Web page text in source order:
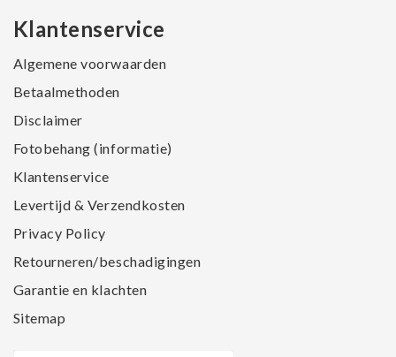
Klantenservice
Algemene voorwaarden
Betaalmethoden
Disclaimer
Fotobehang (informatie)
Klantenservice
Levertijd & Verzendkosten
Privacy Policy
Retourneren/beschadigingen
Garantie en klachten
Sitemap